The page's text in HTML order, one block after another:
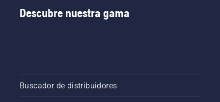
poco
densa.
en la
recortadora
a batería
Descubre nuestra gama
Buscador de distribuidores